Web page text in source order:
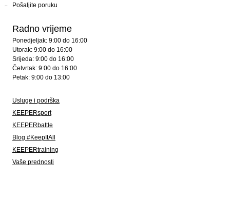
Pošaljite poruku
Radno vrijeme
Ponedjeljak: 9:00 do 16:00
Utorak: 9:00 do 16:00
Srijeda: 9:00 do 16:00
Četvrtak: 9:00 do 16:00
Petak: 9:00 do 13:00
Usluge i podrška
KEEPERsport
KEEPERbattle
Blog #KeepItAll
KEEPERtraining
Vaše prednosti